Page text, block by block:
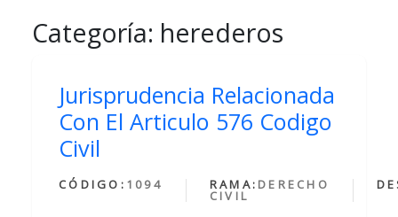
Categoría: herederos
Jurisprudencia Relacionada
Con El Articulo 576 Codigo
Civil
CÓDIGO: 1094 RAMA: DERECHO
CIVIL